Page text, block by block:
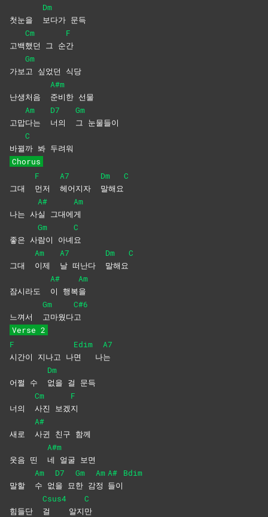
첫눈을
Dm
보다가 문득
고백
Cm
했던 그 순
F
간
가보
Gm
고 싶었던 식당
난생처음
A#m
준비한 선물
고맙
Am
다는
D7
너의
Gm
그 눈물들이
바뀔
C
까 봐 두려워
Chorus
그대
F
먼저
A7
헤어지자
Dm
말해요
C
나는 사
A#
실 그대에
Am
게
좋은 사
Gm
람이 아녜
C
요
그대
Am
이제
A7
날 떠난다
Dm
말해요
C
잠시라도
A#
이 행복
Am
을
느껴서
Gm
고마웠다
C#6
고
Verse 2
F
시간이 지나고 나
Edim
면
나
A7
는
어쩔 수
Dm
없을 걸 문득
너의
Cm
사진 보겠
F
지
새로
A#
사귄 친구 함께
웃음 띤
A#m
네 얼굴 보면
말할
Am
수 없
D7
을 묘
Gm
한 감
Am
정
A#
들이
Bdim
힘들단
Csus4
걸
알지
C
만